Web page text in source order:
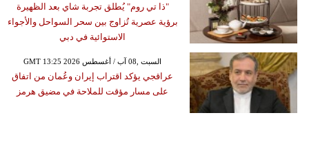
"ذا تي روم" يُطلق تجربة شاي بعد الظهيرة
برؤية عصرية تُزاوج بين سحر السواحل والأجواء
الاستوائية في دبي
GMT 13:25 2026 السبت ,08 آب / أغسطس
عراقجي يؤكد اقتراب إيران وعُمان من اتفاق
على مسار مؤقت للملاحة في مضيق هرمز